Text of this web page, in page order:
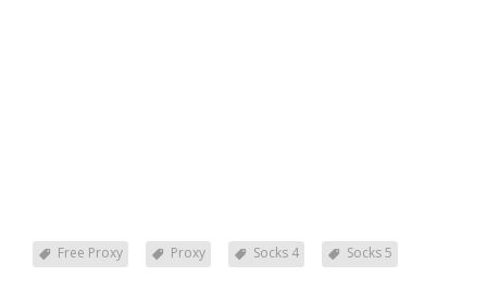
Free Proxy Proxy Socks 4 Socks 5